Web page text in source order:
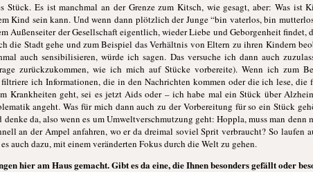
Stück. Es ist manchmal an der Grenze zum Kitsch, wie gesagt, aber: Was ist
Kind sein kann. Und wenn dann plötzlich der Junge “bin vaterlos, bin
Außenseiter der Gesellschaft eigentlich, wieder Liebe und Geborgenheit
die Stadt gehe und zum Beispiel das Verhältnis von Eltern zu ihren Kindern
auch sensibilisieren, würde ich sagen. Das versuche ich dann auch
zurückzukommen, wie ich mich auf Stücke vorbereite). Wenn ich zum
ich Informationen, die in den Nachrichten kommen oder die ich lese, die
Krankheiten geht, sei es jetzt Aids oder – ich habe mal ein Stück über
angeht. Was für mich dann auch zu der Vorbereitung für so ein Stück
denke da, also wenn es um Umweltverschmutzung geht: Hoppla, muss man
an der Ampel anfahren, wo er da dreimal soviel Sprit verbraucht? So laufen
auch dazu, mit einem veränderten Fokus durch die Welt zu gehen.
hier am Haus gemacht. Gibt es da eine, die Ihnen besonders gefällt oder